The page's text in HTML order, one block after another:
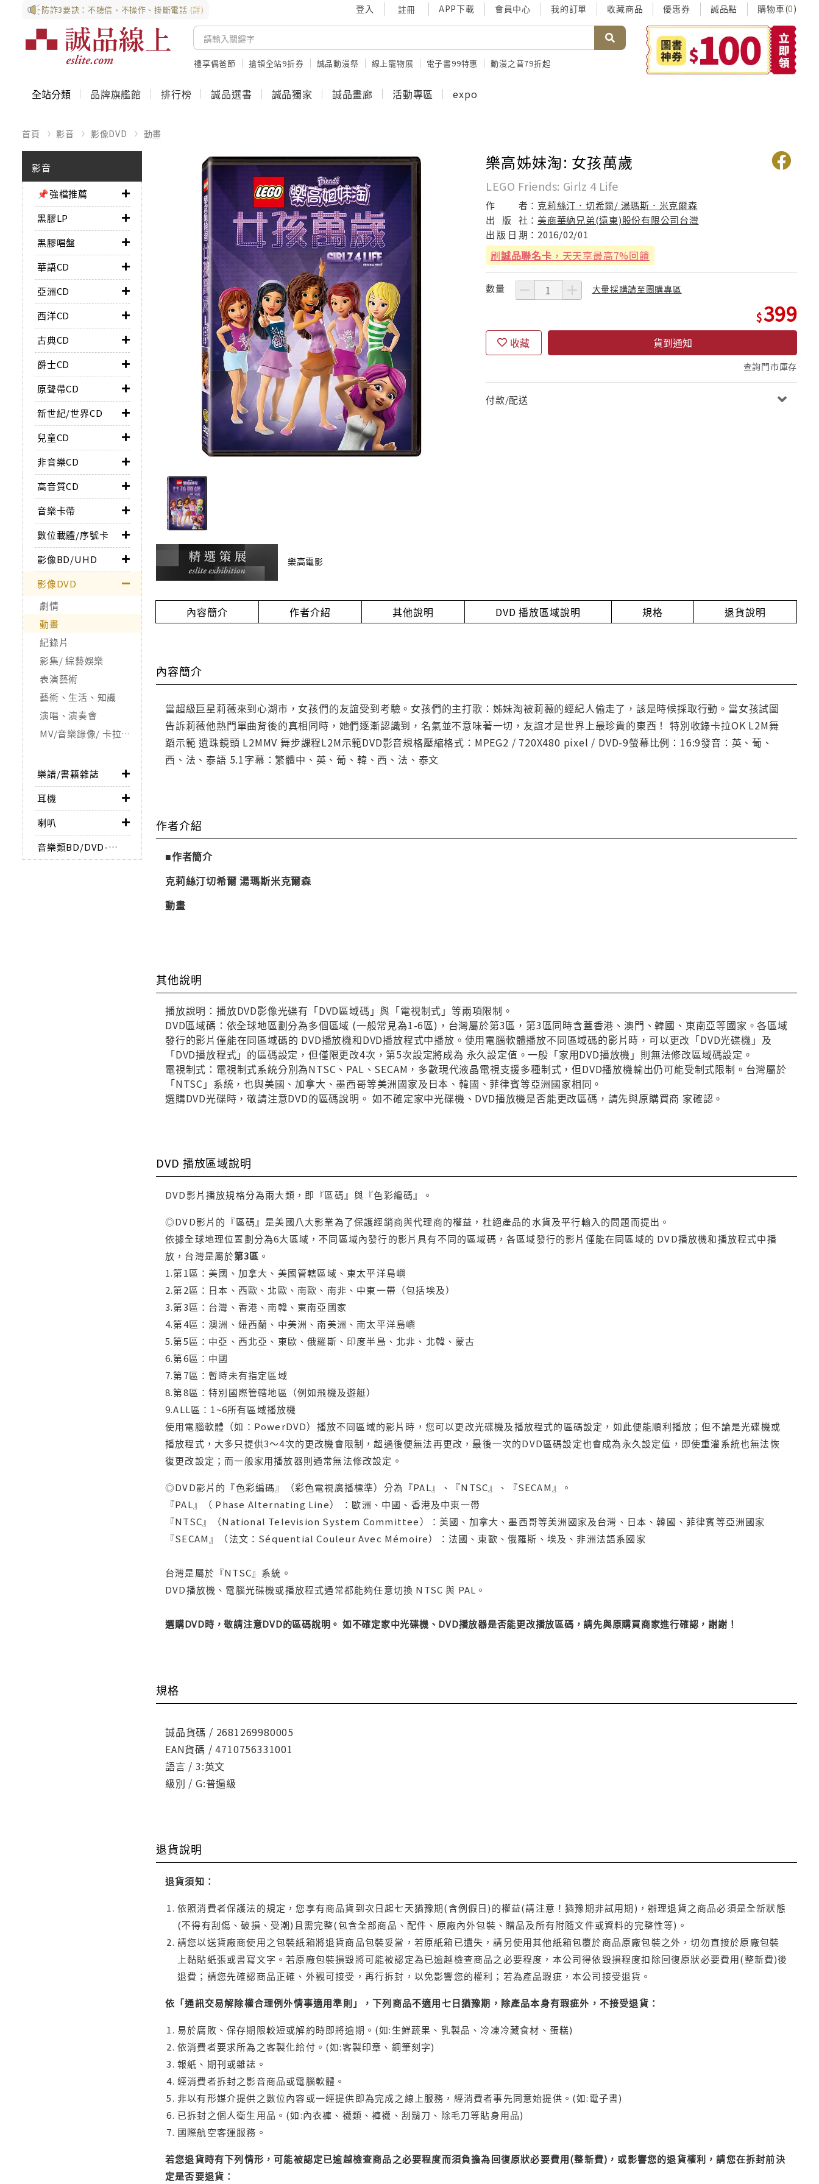
防詐3要訣：不聽信、不操作、掛斷電話 (詳) 登入 註冊 APP下載 會員中心 我的訂單 收藏商品 優惠券 誠品點 購物車(0)
禮享偶爸節 搶領全站9折券 誠品動漫祭 線上寵物展 電子書99特惠 動漫之音79折起
全站分類 品牌旗艦館 排行榜 誠品選書 誠品獨家 誠品畫廊 活動專區 expo
首頁 影音 影像DVD 動畫
影音
📌強檔推薦
黑膠LP
黑膠唱盤
華語CD
亞洲CD
西洋CD
古典CD
爵士CD
原聲帶CD
新世紀/世界CD
兒童CD
非音樂CD
高音質CD
音樂卡帶
數位載體/序號卡
影像BD/UHD
影像DVD
劇情
動畫
紀錄片
影集/ 綜藝娛樂
表演藝術
藝術、生活、知識
演唱、演奏會
MV/音樂錄像/ 卡拉OK
樂譜/書籍雜誌
耳機
喇叭
音樂類BD/DVD-AUDIO
樂高電影
樂高姊妹淘: 女孩萬歲
LEGO Friends: Girlz 4 Life
作 者： 克莉絲汀．切希爾/ 湯瑪斯．米克爾森
出
版 社：美商華納兄弟(遠東)股份有限公司台灣
出 版 日 期： 2016/02/01
刷誠品聯名卡 ，天天享最高7%回饋
數量 大量採購請至團購專區
399
收藏 貨到通知
查詢門市庫存
付款/配送
內容簡介 作者介紹 其他說明 DVD 播放區域說明 規格 退貨說明
內容簡介
當超級巨星莉薇來到心湖市，女孩們的友誼受到考驗。女孩們的主打歌：姊妹淘被莉薇的經紀人偷走了，該是時候採取行動。當女孩試圖
告訴莉薇他熱門單曲背後的真相同時，她們逐漸認識到，名氣並不意味著一切，友誼才是世界上最珍貴的東西！ 特別收錄卡拉OK L2M舞
蹈示範 遺珠鏡頭 L2MMV 舞步課程L2M示範DVD影音規格壓縮格式：MPEG2 / 720X480 pixel / DVD-9螢幕比例：16:9發音：英、葡、
西、法、泰語 5.1字幕：繁體中、英、葡、韓、西、法、泰文
作者介紹
■作者簡介
克莉絲汀切希爾 湯瑪斯米克爾森
動畫
其他說明
播放說明：播放DVD影像光碟有「DVD區域碼」與「電視制式」等兩項限制。
DVD區域碼：依全球地區劃分為多個區域 (一般常見為1-6區)，台灣屬於第3區，第3區同時含蓋香港、澳門、韓國、東南亞等國家。各區域
發行的影片僅能在同區域碼的 DVD播放機和DVD播放程式中播放。使用電腦軟體播放不同區域碼的影片時，可以更改「DVD光碟機」及
「DVD播放程式」的區碼設定，但僅限更改4次，第5次設定將成為 永久設定值。一般「家用DVD播放機」則無法修改區域碼設定。
電視制式：電視制式系統分別為NTSC、PAL、SECAM，多數現代液晶電視支援多種制式，但DVD播放機輸出仍可能受制式限制。台灣屬於
「NTSC」系統，也與美國、加拿大、墨西哥等美洲國家及日本、韓國、菲律賓等亞洲國家相同。
選購DVD光碟時，敬請注意DVD的區碼說明。 如不確定家中光碟機、DVD播放機是否能更改區碼，請先與原購買商 家確認。
DVD 播放區域說明
DVD影片播放規格分為兩大類，即『區碼』與『色彩編碼』。
◎DVD影片的『區碼』是美國八大影業為了保護經銷商與代理商的權益，杜絕產品的水貨及平行輸入的問題而提出。
依據全球地理位置劃分為6大區域，不同區域內發行的影片具有不同的區域碼，各區域發行的影片僅能在同區域的 DVD播放機和播放程式中播
放，台灣是屬於第3區 。
1.第1區：美國、加拿大、美國管轄區域、東太平洋島嶼
2.第2區：日本、西歐、北歐、南歐、南非、中東一帶（包括埃及）
3.第3區：台灣、香港、南韓、東南亞國家
4.第4區：澳洲、紐西蘭、中美洲、南美洲、南太平洋島嶼
5.第5區：中亞、西北亞、東歐、俄羅斯、印度半島、北非、北韓、蒙古
6.第6區：中國
7.第7區：暫時未有指定區域
8.第8區：特別國際管轄地區（例如飛機及遊艇）
9.ALL區：1~6所有區域播放機
使用電腦軟體（如：PowerDVD）播放不同區域的影片時，您可以更改光碟機及播放程式的區碼設定，如此便能順利播放；但不論是光碟機或
播放程式，大多只提供3～4次的更改機會限制，超過後便無法再更改，最後一次的DVD區碼設定也會成為永久設定值，即使重灌系統也無法恢
復更改設定；而一般家用播放器則通常無法修改設定。
◎DVD影片的『色彩編碼』（彩色電視廣播標準）分為『PAL』、『NTSC』、『SECAM』。
『PAL』（ Phase Alternating Line） ：歐洲、中國、香港及中東一帶
『NTSC』（National Television System Committee）：美國、加拿大、墨西哥等美洲國家及台灣、日本、韓國、菲律賓等亞洲國家
『SECAM』（法文：Séquential Couleur Avec Mémoire）：法國、東歐、俄羅斯、埃及、非洲法語系國家
台灣是屬於『NTSC』系統。
DVD播放機、電腦光碟機或播放程式通常都能夠任意切換 NTSC 與 PAL。
選購DVD時，敬請注意DVD的區碼說明。 如不確定家中光碟機、DVD播放器是否能更改播放區碼，請先與原購買商家進行確認，謝謝！
規格
誠品貨碼 / 2681269980005
EAN貨碼 / 4710756331001
語言 / 3:英文
級別 / G:普遍級
退貨說明
退貨須知：
依照消費者保護法的規定，您享有商品貨到次日起七天猶豫期(含例假日)的權益(請注意！猶豫期非試用期)，辦理退貨之商品必須是全新狀態
(不得有刮傷、破損、受潮)且需完整(包含全部商品、配件、原廠內外包裝、贈品及所有附隨文件或資料的完整性等)。
請您以送貨廠商使用之包裝紙箱將退貨商品包裝妥當，若原紙箱已遺失，請另使用其他紙箱包覆於商品原廠包裝之外，切勿直接於原廠包裝
上黏貼紙張或書寫文字。若原廠包裝損毀將可能被認定為已逾越檢查商品之必要程度，本公司得依毀損程度扣除回復原狀必要費用(整新費)後
退費；請您先確認商品正確、外觀可接受，再行拆封，以免影響您的權利；若為產品瑕疵，本公司接受退貨。
依「通訊交易解除權合理例外情事適用準則」，下列商品不適用七日猶豫期，除產品本身有瑕疵外，不接受退貨：
易於腐敗、保存期限較短或解約時即將逾期。(如:生鮮蔬果、乳製品、冷凍冷藏食材、蛋糕)
依消費者要求所為之客製化給付。(如:客製印章、鋼筆刻字)
報紙、期刊或雜誌。
經消費者拆封之影音商品或電腦軟體。
非以有形媒介提供之數位內容或一經提供即為完成之線上服務，經消費者事先同意始提供。(如:電子書)
已拆封之個人衛生用品。(如:內衣褲、襪類、褲襪、刮鬍刀、除毛刀等貼身用品)
國際航空客運服務。
若您退貨時有下列情形，可能被認定已逾越檢查商品之必要程度而須負擔為回復原狀必要費用(整新費)，或影響您的退貨權利，請您在拆封前決
定是否要退貨：